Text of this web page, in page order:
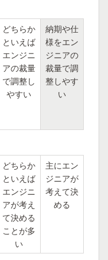
どちらか
といえば
エンジニ
アの裁量
で調整し
やすい
納期や仕
様をエン
ジニアの
裁量で調
整しやす
い
どちらか
といえば
エンジニ
アが考え
て決める
ことが多
い
主にエン
ジニアが
考えて決
める